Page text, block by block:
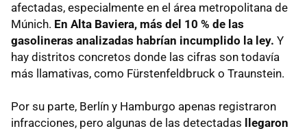
afectadas, especialmente en el área metropolitana de
Múnich. En Alta Baviera, más del 10 % de las
gasolineras analizadas habrían incumplido la ley. Y
hay distritos concretos donde las cifras son todavía
más llamativas, como Fürstenfeldbruck o Traunstein.
Por su parte, Berlín y Hamburgo apenas registraron
infracciones, pero algunas de las detectadas
llegaron